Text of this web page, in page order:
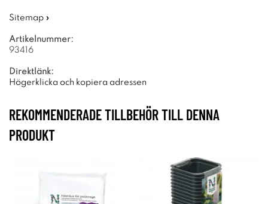
Sitemap »
Artikelnummer:
93416
Direktlänk:
Högerklicka och kopiera adressen
REKOMMENDERADE TILLBEHÖR TILL DENNA
PRODUKT